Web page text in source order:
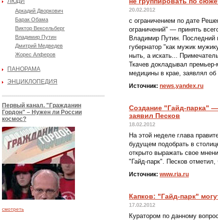
Аркадий Дворкович
Барак Обама
Виктор Вексельберг
Владимир Путин
Дмитрий Медведев
Жорес Алферов
ПАНОРАМА
ЭНЦИКЛОПЕДИЯ
Первый канал. "Гражданин
Гордон" – Нужен ли России
космос?
смотреть
20.02.2012
с ограничением по дате
ограничений" — принять
Владимир Путин. Последний
губернатор "как мужик
ныть, а искать...
Ткачев докладывал
медицины в крае, заявлял
Источник: news.yandex.ru
Создание "Гайд-парка"
заявил Песков
18.02.2012
На этой неделе глава
будущем подобрать в
открыто выражать свое
"Гайд-парк". Песков отметил,
Источник: www.ria.ru
Капков: "Гайд-парк"
17.02.2012
Куратором по данному